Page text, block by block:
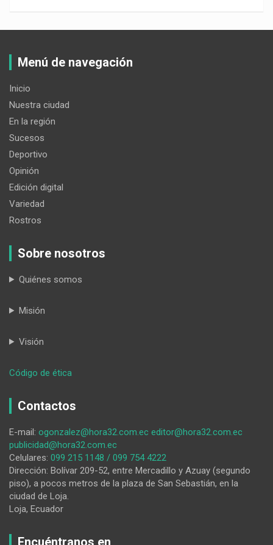
Menú de navegación
Inicio
Nuestra ciudad
En la región
Sucesos
Deportivo
Opinión
Edición digital
Variedad
Rostros
Sobre nosotros
Quiénes somos
Misión
Visión
Código de ética
celebra
Contactos
E-mail: ogonzalez@hora32.com.ec editor@hora32.com.ec
publicidad@hora32.com.ec
Celulares: 099 215 1148 / 099 754 4222
Dirección: Bolívar 209-52, entre Mercadillo y Azuay (segundo
piso), a pocos metros de la plaza de San Sebastián, en la
ciudad de Loja.
Loja, Ecuador
Encuéntranos en